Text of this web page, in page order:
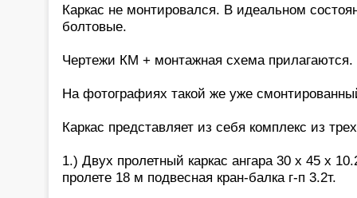
Каркас не монтировался. В идеальном
болтовые.
Чертежи КМ + монтажная схема прилагаются.
На фотографиях такой же уже
Каркас представляет из себя комплекс из
1.) Двух пролетный каркас ангара 30 х 45 х
пролете 18 м подвесная кран-балка г-п 3.2т.